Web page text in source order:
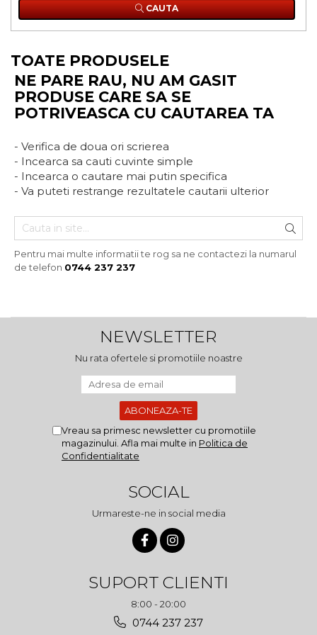
CAUTA
TOATE PRODUSELE
NE PARE RAU, NU AM GASIT
PRODUSE CARE SA SE
POTRIVEASCA CU CAUTAREA TA
- Verifica de doua ori scrierea
- Incearca sa cauti cuvinte simple
- Incearca o cautare mai putin specifica
- Va puteti restrange rezultatele cautarii ulterior
Pentru mai multe informatii te rog sa ne contactezi la numarul
de telefon 0744 237 237
NEWSLETTER
Nu rata ofertele si promotiile noastre
Vreau sa primesc newsletter cu promotiile
magazinului. Afla mai multe in Politica de
Confidentialitate
SOCIAL
Urmareste-ne in social media
SUPORT CLIENTI
8:00 - 20:00
0744 237 237